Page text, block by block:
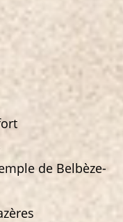
de Belbèze-